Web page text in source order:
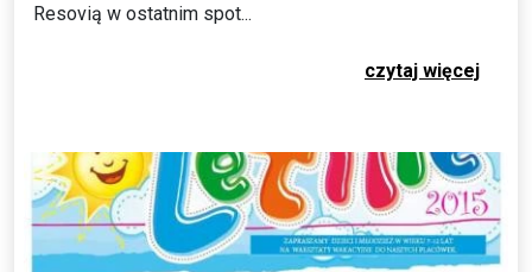
Resovią w ostatnim spot...
czytaj więcej